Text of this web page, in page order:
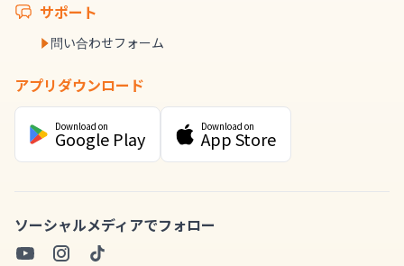
サポート
問い合わせフォーム
アプリダウンロード
Download on
Google Play
Download on
App Store
ソーシャルメディアでフォロー